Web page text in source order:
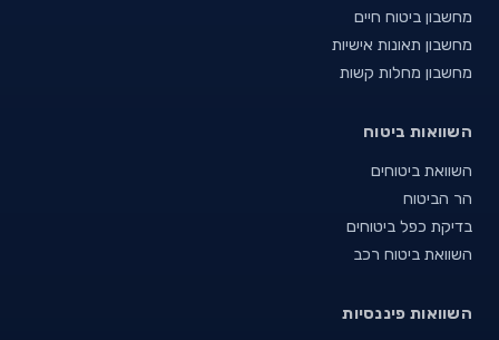
מחשבון ביטוח חיים
מחשבון תאונות אישיות
מחשבון מחלות קשות
השוואות ביטוח
השוואת ביטוחים
הר הביטוח
בדיקת כפל ביטוחים
השוואת ביטוח רכב
השוואות פיננסיות